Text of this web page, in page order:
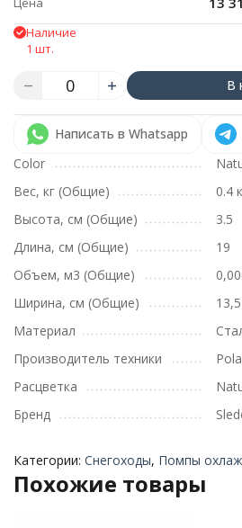
Наличие
1 шт.
В
Написать в Whatsapp
Color
Вес, кг (Общие)
0.4
Высота, см (Общие)
3.5
Длина, см (Общие)
19
Объем, м3 (Общие)
Ширина, см (Общие)
13,5
Материал
Производитель техники
Расцветка
Бренд
Категории: Снегоходы, Помпы
Похожие товары